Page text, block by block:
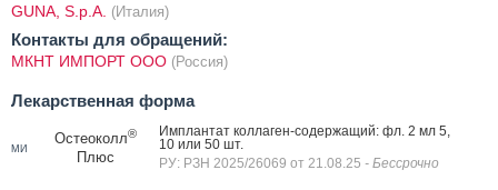
GUNA, S.p.A. (Италия)
Контакты для обращений:
МКНТ ИМПОРТ ООО (Россия)
Лекарственная форма
МИ
Остеоколл®
Плюс
Имплантат коллаген-содержащий: фл. 2 мл 5,
10 или 50 шт.
РУ: РЗН 2025/26069 от 21.08.25 - Бессрочно